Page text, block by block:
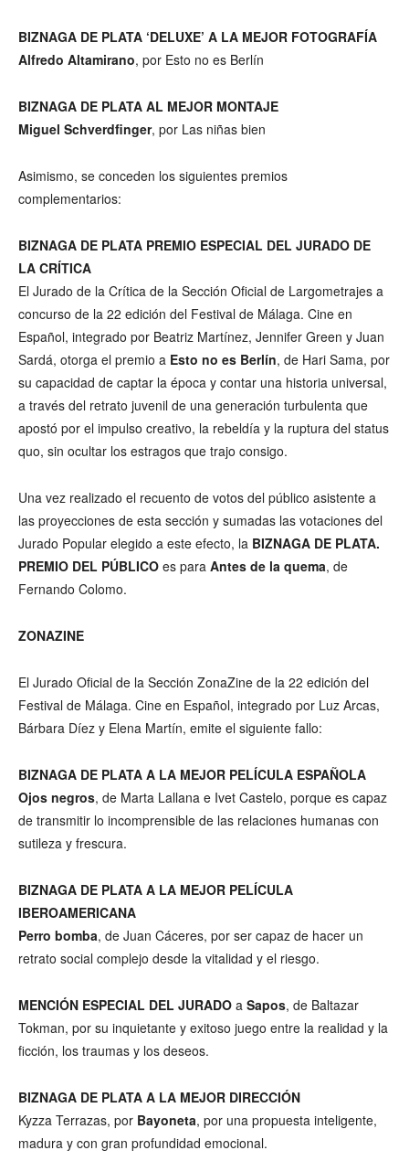
BIZNAGA DE PLATA ‘DELUXE’ A LA MEJOR FOTOGRAFÍA
Alfredo Altamirano, por Esto no es Berlín
BIZNAGA DE PLATA AL MEJOR MONTAJE
Miguel Schverdfinger, por Las niñas bien
Asimismo, se conceden los siguientes premios
complementarios:
BIZNAGA DE PLATA PREMIO ESPECIAL DEL JURADO DE
LA CRÍTICA
El Jurado de la Crítica de la Sección Oficial de Largometrajes a
concurso de la 22 edición del Festival de Málaga. Cine en
Español, integrado por Beatriz Martínez, Jennifer Green y Juan
Sardá, otorga el premio a Esto no es Berlín, de Hari Sama, por
su capacidad de captar la época y contar una historia universal,
a través del retrato juvenil de una generación turbulenta que
apostó por el impulso creativo, la rebeldía y la ruptura del status
quo, sin ocultar los estragos que trajo consigo.
Una vez realizado el recuento de votos del público asistente a
las proyecciones de esta sección y sumadas las votaciones del
Jurado Popular elegido a este efecto, la BIZNAGA DE PLATA.
PREMIO DEL PÚBLICO es para Antes de la quema, de
Fernando Colomo.
ZONAZINE
El Jurado Oficial de la Sección ZonaZine de la 22 edición del
Festival de Málaga. Cine en Español, integrado por Luz Arcas,
Bárbara Díez y Elena Martín, emite el siguiente fallo:
BIZNAGA DE PLATA A LA MEJOR PELÍCULA ESPAÑOLA
Ojos negros, de Marta Lallana e Ivet Castelo, porque es capaz
de transmitir lo incomprensible de las relaciones humanas con
sutileza y frescura.
BIZNAGA DE PLATA A LA MEJOR PELÍCULA
IBEROAMERICANA
Perro bomba, de Juan Cáceres, por ser capaz de hacer un
retrato social complejo desde la vitalidad y el riesgo.
MENCIÓN ESPECIAL DEL JURADO a Sapos, de Baltazar
Tokman, por su inquietante y exitoso juego entre la realidad y la
ficción, los traumas y los deseos.
BIZNAGA DE PLATA A LA MEJOR DIRECCIÓN
Kyzza Terrazas, por Bayoneta, por una propuesta inteligente,
madura y con gran profundidad emocional.